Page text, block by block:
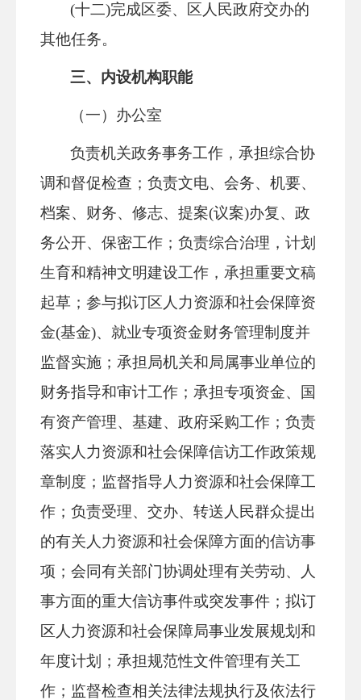
(十二)完成区委、区人民政府交办的
其他任务。
三、内设机构职能
（一）办公室
负责机关政务事务工作，承担综合协
调和督促检查；负责文电、会务、机要、
档案、财务、修志、提案(议案)办复、政
务公开、保密工作；负责综合治理，计划
生育和精神文明建设工作，承担重要文稿
起草；参与拟订区人力资源和社会保障资
金(基金)、就业专项资金财务管理制度并
监督实施；承担局机关和局属事业单位的
财务指导和审计工作；承担专项资金、国
有资产管理、基建、政府采购工作；负责
落实人力资源和社会保障信访工作政策规
章制度；监督指导人力资源和社会保障工
作；负责受理、交办、转送人民群众提出
的有关人力资源和社会保障方面的信访事
项；会同有关部门协调处理有关劳动、人
事方面的重大信访事件或突发事件；拟订
区人力资源和社会保障局事业发展规划和
年度计划；承担规范性文件管理有关工
作；监督检查相关法律法规执行及依法行